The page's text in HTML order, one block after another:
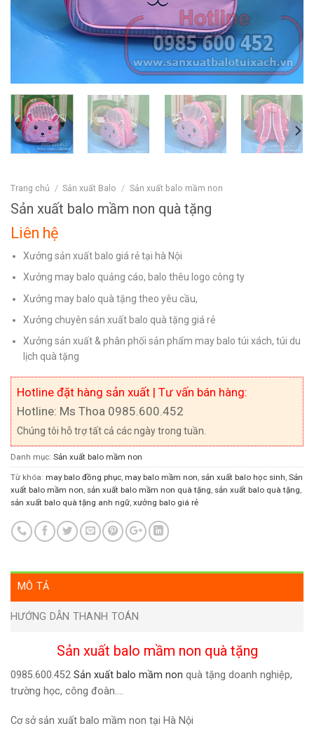
Trang chủ / Sản xuất Balo / Sản xuất balo mầm non
Sản xuất balo mầm non quà tặng
Liên hệ
Xưởng sản xuất balo giá rẻ tại hà Nội
Xưởng may balo quảng cáo, balo thêu logo công ty
Xưởng may balo quà tặng theo yêu cầu,
Xưởng chuyên sản xuất balo quà tặng giá rẻ
Xưởng sản xuất & phân phối sản phẩm may balo túi xách, túi du
lịch quà tặng
Hotline đặt hàng sản xuất | Tư vấn bán hàng:
Hotline: Ms Thoa 0985.600.452
Chúng tôi hỗ trợ tất cả các ngày trong tuần.
Danh mục: Sản xuất balo mầm non
Từ khóa: may balo đồng phục, may balo mầm non, sản xuất balo học sinh, Sản
xuất balo mầm non, sản xuất balo mầm non quà tặng, sản xuất balo quà tặng,
sản xuất balo quà tặng anh ngữ, xưởng balo giá rẻ
MÔ TẢ
HƯỚNG DẪN THANH TOÁN
Sản xuất balo mầm non quà tặng
0985.600.452 Sản xuất balo mầm non quà tặng doanh nghiệp,
trường học, công đoàn….
Cơ sở sản xuất balo mầm non tại Hà Nội